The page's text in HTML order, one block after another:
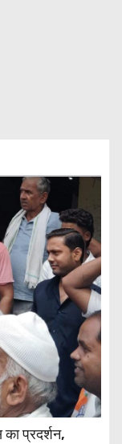
प्रदर्शन,